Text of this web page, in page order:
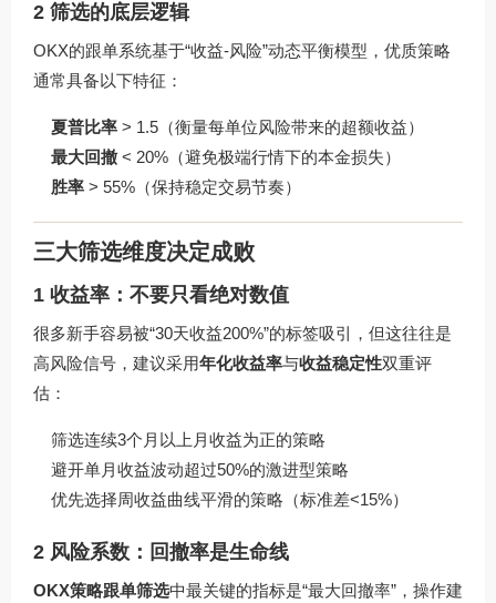
2 筛选的底层逻辑
OKX的跟单系统基于“收益-风险”动态平衡模型，优质策略
通常具备以下特征：
夏普比率 > 1.5（衡量每单位风险带来的超额收益）
最大回撤 < 20%（避免极端行情下的本金损失）
胜率 > 55%（保持稳定交易节奏）
三大筛选维度决定成败
1 收益率：不要只看绝对数值
很多新手容易被“30天收益200%”的标签吸引，但这往往是
高风险信号，建议采用年化收益率与收益稳定性双重评
估：
筛选连续3个月以上月收益为正的策略
避开单月收益波动超过50%的激进型策略
优先选择周收益曲线平滑的策略（标准差<15%）
2 风险系数：回撤率是生命线
OKX策略跟单筛选中最关键的指标是“最大回撤率”，操作建